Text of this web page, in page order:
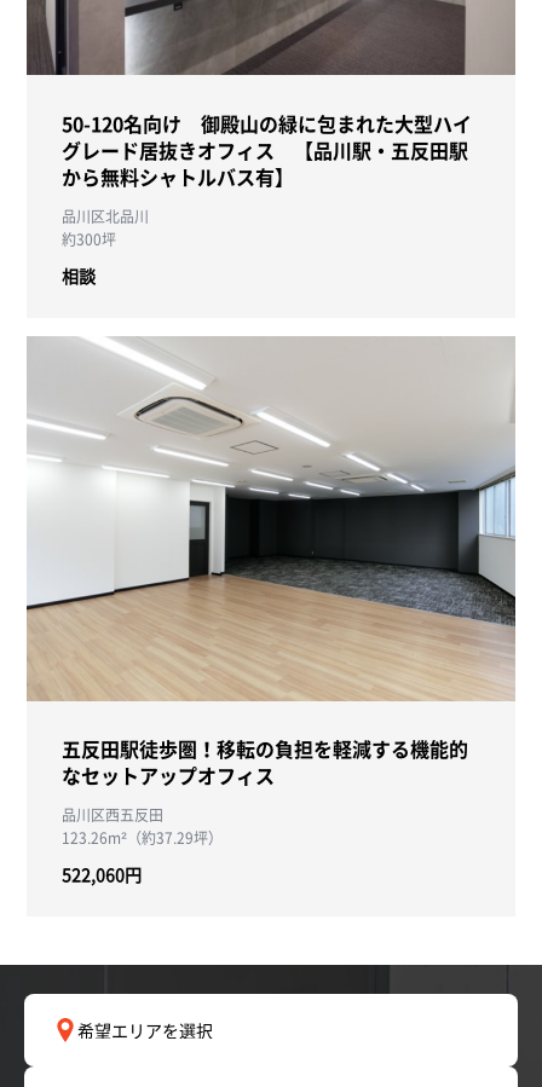
50-120名向け 御殿山の緑に包まれた大型ハイ
グレード居抜きオフィス 【品川駅・五反田駅
から無料シャトルバス有】
品川区北品川
約300坪
相談
五反田駅徒歩圏！移転の負担を軽減する機能的
なセットアップオフィス
品川区西五反田
123.26m²（約37.29坪）
522,060円
希望エリアを選択